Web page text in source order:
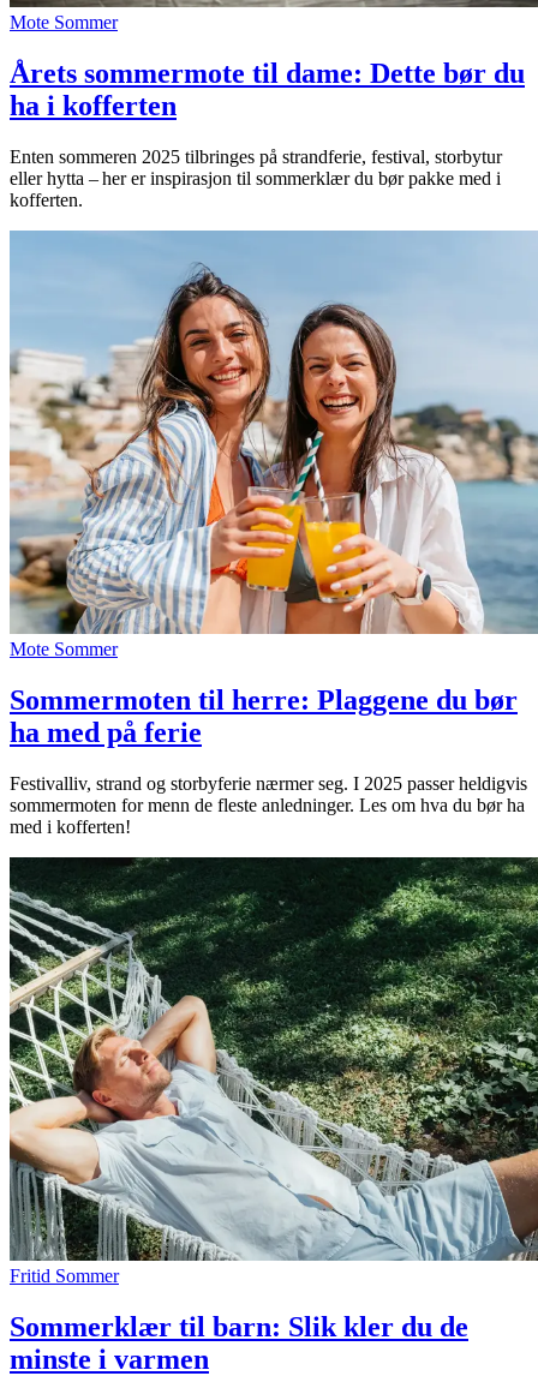
Mote Sommer
Årets sommermote til dame: Dette bør du
ha i kofferten
Enten sommeren 2025 tilbringes på strandferie, festival, storbytur
eller hytta – her er inspirasjon til sommerklær du bør pakke med i
kofferten.
Mote Sommer
Sommermoten til herre: Plaggene du bør
ha med på ferie
Festivalliv, strand og storbyferie nærmer seg. I 2025 passer heldigvis
sommermoten for menn de fleste anledninger. Les om hva du bør ha
med i kofferten!
Fritid Sommer
Sommerklær til barn: Slik kler du de
minste i varmen